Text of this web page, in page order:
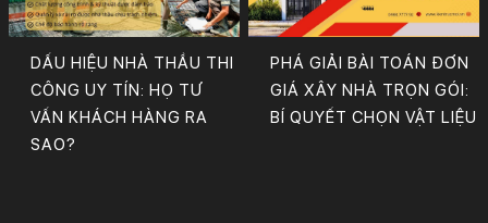
DẤU HIỆU NHÀ THẦU THI
CÔNG UY TÍN: HỌ TƯ
VẤN KHÁCH HÀNG RA
SAO?
PHÁ GIẢI BÀI TOÁN ĐƠN
GIÁ XÂY NHÀ TRỌN GÓI:
BÍ QUYẾT CHỌN VẬT LIỆU